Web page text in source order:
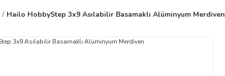
Hailo HobbyStep 3x9 Asılabilir Basamaklı Alüminyum Merdiven